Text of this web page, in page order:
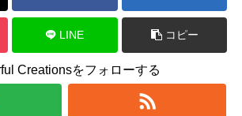
LINE コピー
Creationsをフォローする